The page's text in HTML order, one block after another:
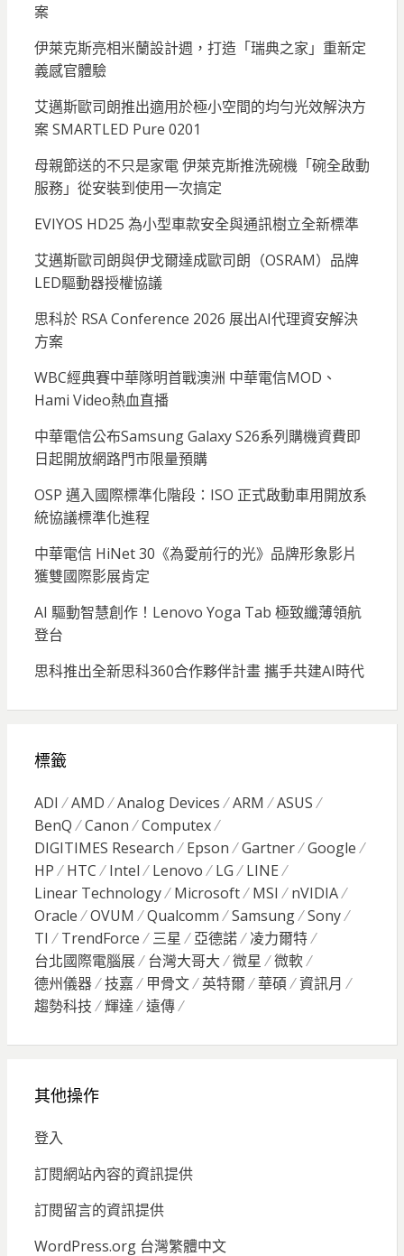
案
伊萊克斯亮相米蘭設計週，打造「瑞典之家」重新定
義感官體驗
艾邁斯歐司朗推出適用於極小空間的均勻光效解決方
案 SMARTLED Pure 0201
母親節送的不只是家電 伊萊克斯推洗碗機「碗全啟動
服務」從安裝到使用一次搞定
EVIYOS HD25 為小型車款安全與通訊樹立全新標準
艾邁斯歐司朗與伊戈爾達成歐司朗（OSRAM）品牌
LED驅動器授權協議
思科於 RSA Conference 2026 展出AI代理資安解決
方案
WBC經典賽中華隊明首戰澳洲 中華電信MOD、
Hami Video熱血直播
中華電信公布Samsung Galaxy S26系列購機資費即
日起開放網路門市限量預購
OSP 邁入國際標準化階段：ISO 正式啟動車用開放系
統協議標準化進程
中華電信 HiNet 30《為愛前行的光》品牌形象影片
獲雙國際影展肯定
AI 驅動智慧創作！Lenovo Yoga Tab 極致纖薄領航
登台
思科推出全新思科360合作夥伴計畫 攜手共建AI時代
標籤
ADI AMD Analog Devices ARM
ASUS
BenQ
Canon
Computex
DIGITIMES Research
Epson Gartner
Google
HP
HTC Intel Lenovo LG
LINE
Linear Technology
Microsoft MSI
nVIDIA
Oracle
OVUM Qualcomm Samsung
Sony
TI
TrendForce 三星 亞德諾
凌力爾特
台北國際電腦展
台灣大哥大 微星
微軟
德州儀器
技嘉 甲骨文 英特爾 華碩
資訊月
趨勢科技
輝達 遠傳
其他操作
登入
訂閱網站內容的資訊提供
訂閱留言的資訊提供
WordPress.org 台灣繁體中文